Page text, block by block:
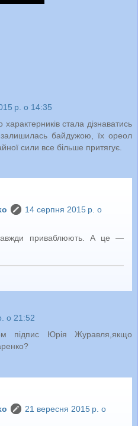
р. о 14:35
стала дізнаватись
байдужою, їх ореол
сили все більше притягує.
14 серпня 2015 р. о
завжди приваблюють. А це —
о 21:52
підпис Юрія Журавля,якщо
21 вересня 2015 р. о